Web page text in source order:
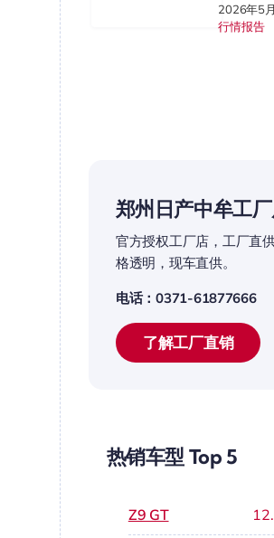
2026年5
行情报告
郑州日产中牟工
官方授权工厂店，工厂直
格透明，现车直供。
电话：0371-61877666
了解工厂直销
热销车型 Top 5
Z9 GT